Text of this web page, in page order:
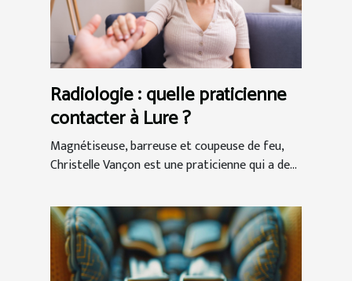
Radiologie : quelle praticienne
contacter à Lure ?
Magnétiseuse, barreuse et coupeuse de feu,
Christelle Vançon est une praticienne qui a de...